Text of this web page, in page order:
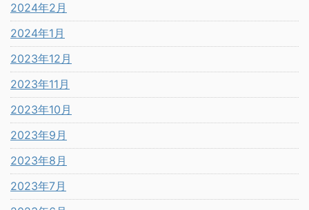
2024年2月
2024年1月
2023年12月
2023年11月
2023年10月
2023年9月
2023年8月
2023年7月